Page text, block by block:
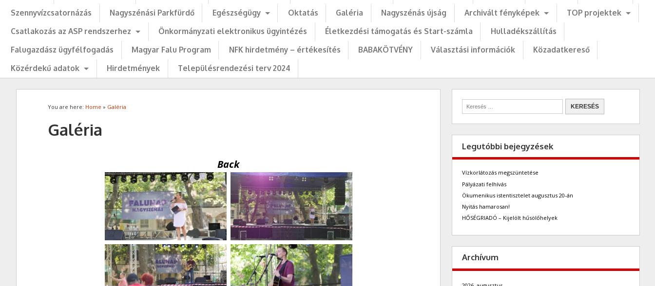
Szennyvízcsatornázás
Nagyszénási Parkfürdő Egészségügy Oktatás Galéria Nagyszénás újság Archivált fényképek
TOP projektek
Csatlakozás az ASP rendszerhez
Önkormányzati elektronikus ügyintézés Életkezdési támogatás és Start-számla
Hulladékszállítás
Falugazdász ügyfélfogadás
Magyar Falu Program NFK hirdetmény – értékesítés BABAKÖTVÉNY Választási információk
Közadatkereső
Közérdekű adatok
Hirdetmények Településrendezési terv 2024
You are here: Home » Galéria
Galéria
Back
Legutóbbi bejegyzések
Vízkorlátozás megszüntetése
Pályázati felhívás
Ökumenikus istentisztelet augusztus 20-án
Nyitás hamarosan!
HŐSÉGRIADÓ – Kijelölt hűsölőhelyek
Archívum